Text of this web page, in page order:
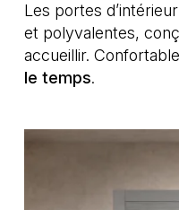
Les portes
et polyvalentes,
accueillir.
le temps.